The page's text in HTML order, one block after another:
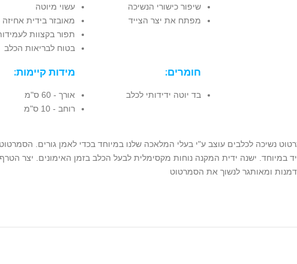
עשוי מיוטה
מאובזר בידית
תפור בקצוות
בטוח לבריאות הכלב
שיפור כישורי הנשיכה
מפתח את יצר הצייד
מידות קיימות:
אורך - 60 ס"מ
רוחב - 10 ס"מ
חומרים:
בד יוטה ידידותי לכלב
נשיכה לכלבים עוצב ע"י בעלי המלאכה שלנו במיוחד בכדי לאמן גורים.
במיוחד. ישנה ידית המקנה נוחות מקסימלית לבעל הכלב בזמן האימונים. יצר